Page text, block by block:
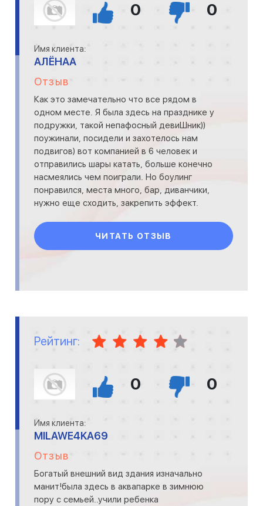
0 0
Имя клиента:
АЛЁНАА
Отзыв
Как это замечательно что все рядом в
одном месте. Я была здесь на празднике у
подружки, такой непафосный девиШник))
поужинали, посидели и захотелось нам
подвигов) вот компанией в 6 человек и
отправились шары катать, больше конечно
насмеялись чем поиграли. Но боулинг
понравился, места много, бар, диванчики,
нужно еще сходить, закрепить эффект.
ЧИТАТЬ ОТЗЫВ
Рейтинг:
0 0
Имя клиента:
MILAWE4KA69
Отзыв
Богатый внешний вид здания изначально
манит!была здесь в аквапарке в зимнюю
пору с семьей..учили ребенка